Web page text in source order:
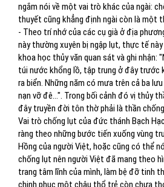
ngắm nói về một vai trò khác của ngài:
thuyết cũng khẳng định ngài còn là một
- Theo trí nhớ của các cụ già ở địa
này thường xuyên bị ngập lụt, thực tế
khoa học thủy văn quan sát và ghi nhận:
túi nước khổng lồ, tập trung ở đây trước
ra biển. Những năm có mưa trên cả ba
nạn vỡ đê...". Trong bối cảnh đó vị thủy
đây truyền đời tôn thờ phải là thần
Vai trò chống lụt của đức thánh Bạch
ràng theo những bước tiến xuống vùng
Hồng của người Việt, hoặc cũng có thể
chống lụt nên người Việt đã mang theo
trang tâm lĩnh của mình, làm bệ đỡ tinh
chinh phục một châu thổ trẻ còn chưa